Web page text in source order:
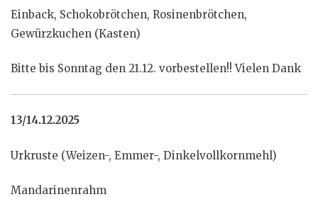
Einback, Schokobrötchen, Rosinenbrötchen,
Gewürzkuchen (Kasten)
Bitte bis Sonntag den 21.12. vorbestellen!! Vielen Dank
13/14.12.2025
Urkruste (Weizen-, Emmer-, Dinkelvollkornmehl)
Mandarinenrahm